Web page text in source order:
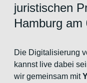
juristischen
Hamburg am
Die Digitalisierung
kannst live dabei
wir gemeinsam mit